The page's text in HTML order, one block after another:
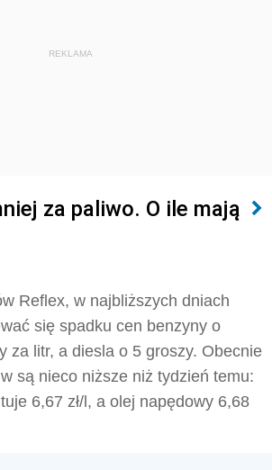
REKLAMA
za paliwo. O ile mają
Reflex, w najbliższych dniach
się spadku cen benzyny o
za litr, a diesla o 5 groszy. Obecnie
są nieco niższe niż tydzień temu:
6,67 zł/l, a olej napędowy 6,68